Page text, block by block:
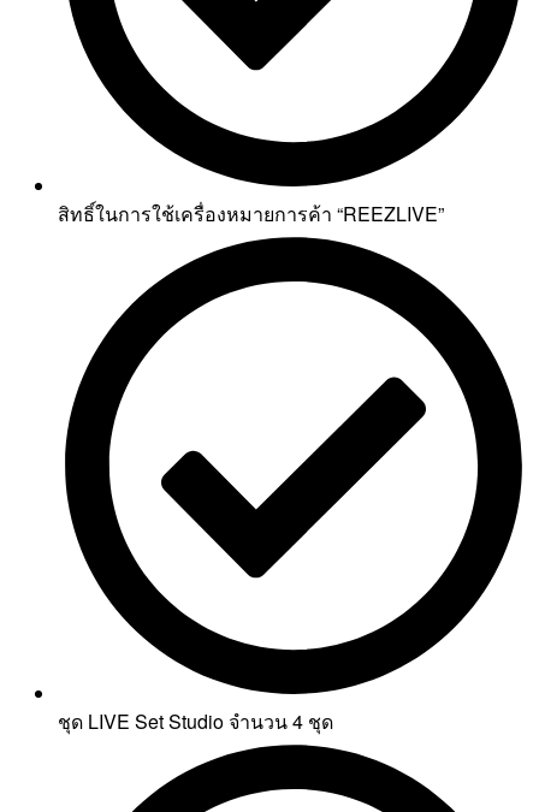
สิทธิ์ในการใช้เครื่องหมายการค้า “REEZLIVE”
ชุด LIVE Set Studio จำนวน 4 ชุด